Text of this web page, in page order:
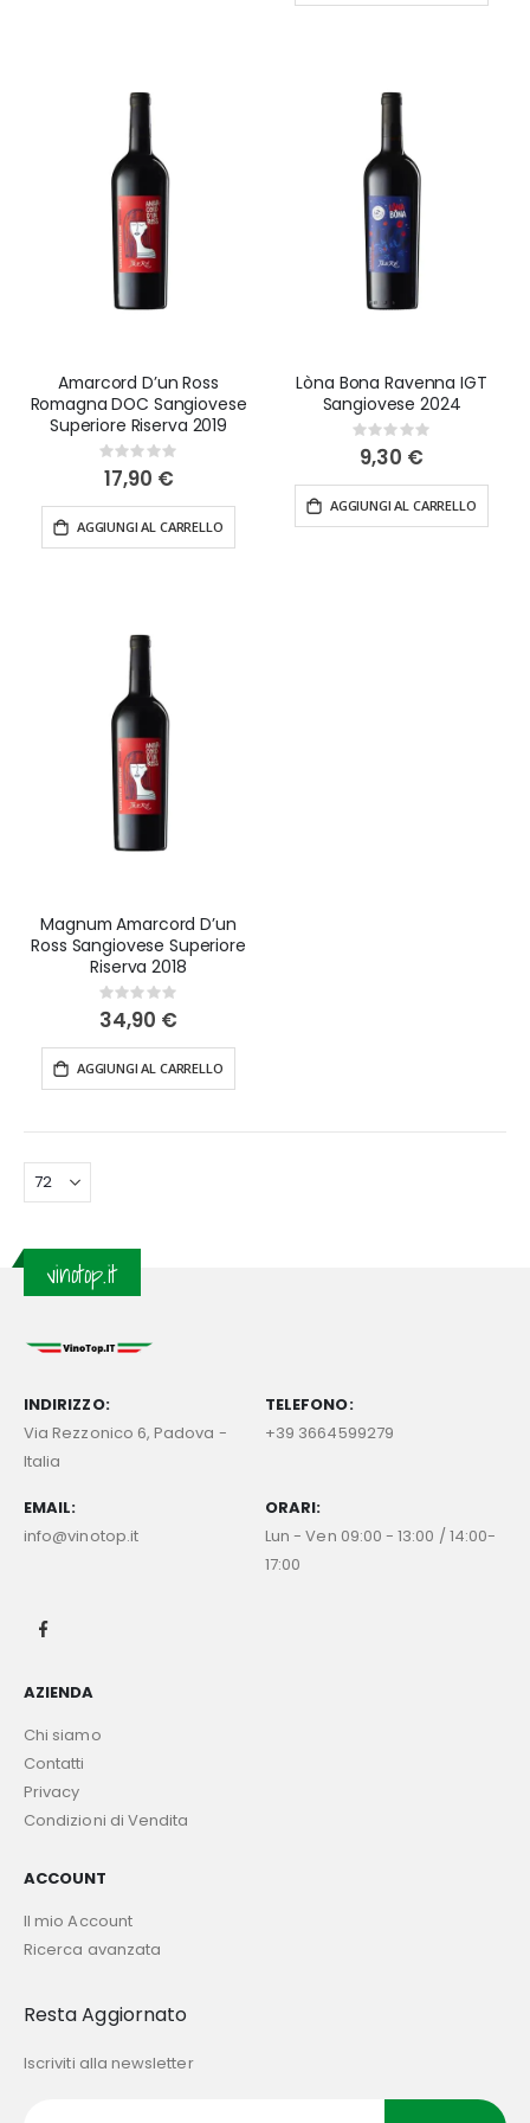
Scopri l'autenticità e l'eleganza dei vini di questa
consegna garantita entro 48 ore in tutta Italia.
Regalati o regala un'esperienza enologica
indimenticabile con i vini di Trerè.
Amarcord D’un Ross
Romagna DOC Sangiovese
Superiore Riserva 2019
Rating:
0%
17,90 €
AGGIUNGI AL CARRELLO
Lòna Bona Ravenna IGT
Sangiovese 2024
Rating:
0%
9,30 €
AGGIUNGI AL CARRELLO
Magnum Amarcord D’un
Ross Sangiovese Superiore
Riserva 2018
Rating:
0%
34,90 €
AGGIUNGI AL CARRELLO
vinotop.it
INDIRIZZO:
Via Rezzonico 6, Padova -
Italia
TELEFONO:
+39 3664599279
EMAIL:
info@vinotop.it
ORARI:
Lun - Ven 09:00 - 13:00 / 14:00-
17:00
AZIENDA
Chi siamo
Contatti
Privacy
Condizioni di Vendita
ACCOUNT
Il mio Account
Ricerca avanzata
Resta Aggiornato
Iscriviti alla newsletter